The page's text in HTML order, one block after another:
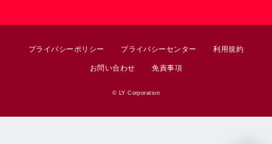
プライバシーポリシー プライバシーセンター 利用規約
お問い合わせ 免責事項
© LY Corporation